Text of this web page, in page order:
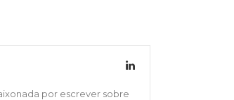
por escrever sobre